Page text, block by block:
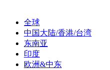
全球
中国大陆/香港/台湾
东南亚
印度
欧洲&中东